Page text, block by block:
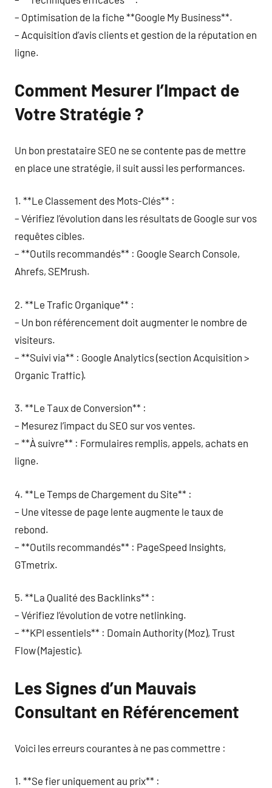
– Optimisation de la fiche **Google My Business**.
– Acquisition d’avis clients et gestion de la réputation en
ligne.
Comment Mesurer l’Impact de
Votre Stratégie ?
Un bon prestataire SEO ne se contente pas de mettre
en place une stratégie, il suit aussi les performances.
1. **Le Classement des Mots-Clés** :
– Vérifiez l’évolution dans les résultats de Google sur vos
requêtes cibles.
– **Outils recommandés** : Google Search Console,
Ahrefs, SEMrush.
2. **Le Trafic Organique** :
– Un bon référencement doit augmenter le nombre de
visiteurs.
– **Suivi via** : Google Analytics (section Acquisition >
Organic Traffic).
3. **Le Taux de Conversion** :
– Mesurez l’impact du SEO sur vos ventes.
– **À suivre** : Formulaires remplis, appels, achats en
ligne.
4. **Le Temps de Chargement du Site** :
– Une vitesse de page lente augmente le taux de
rebond.
– **Outils recommandés** : PageSpeed Insights,
GTmetrix.
5. **La Qualité des Backlinks** :
– Vérifiez l’évolution de votre netlinking.
– **KPI essentiels** : Domain Authority (Moz), Trust
Flow (Majestic).
Les Signes d’un Mauvais
Consultant en Référencement
Voici les erreurs courantes à ne pas commettre :
1. **Se fier uniquement au prix** :